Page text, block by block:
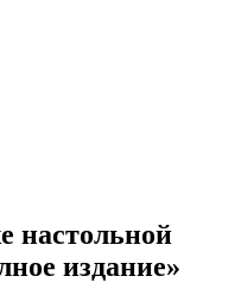
настольной
издание»